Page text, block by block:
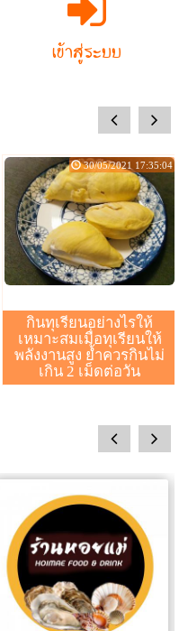
เข้าสู่ระบบ
7 เมนูให้คุณค่าทาง
โภชนาการ เสริมสร้าง
ภูมิคุ้มกัน ต้านโควิด-19
12/05/2021 20:23:59
prev next
prev next